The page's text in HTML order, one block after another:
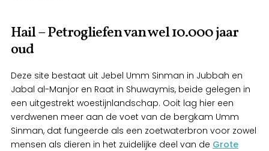
Hail – Petrogliefen van wel 10.000 jaar
oud
Deze site bestaat uit Jebel Umm Sinman in Jubbah en
Jabal al-Manjor en Raat in Shuwaymis, beide gelegen in
een uitgestrekt woestijnlandschap. Ooit lag hier een
verdwenen meer aan de voet van de bergkam Umm
Sinman, dat fungeerde als een zoetwaterbron voor zowel
mensen als dieren in het zuidelijke deel van de Grote